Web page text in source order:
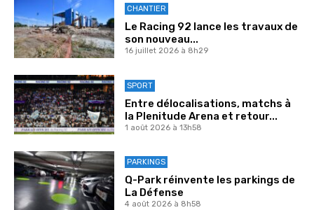
CHANTIER
Le Racing 92 lance les travaux de
son nouveau...
16 juillet 2026 à 8h29
SPORT
Entre délocalisations, matchs à
la Plenitude Arena et retour...
1 août 2026 à 13h58
PARKINGS
Q-Park réinvente les parkings de
La Défense
4 août 2026 à 8h58